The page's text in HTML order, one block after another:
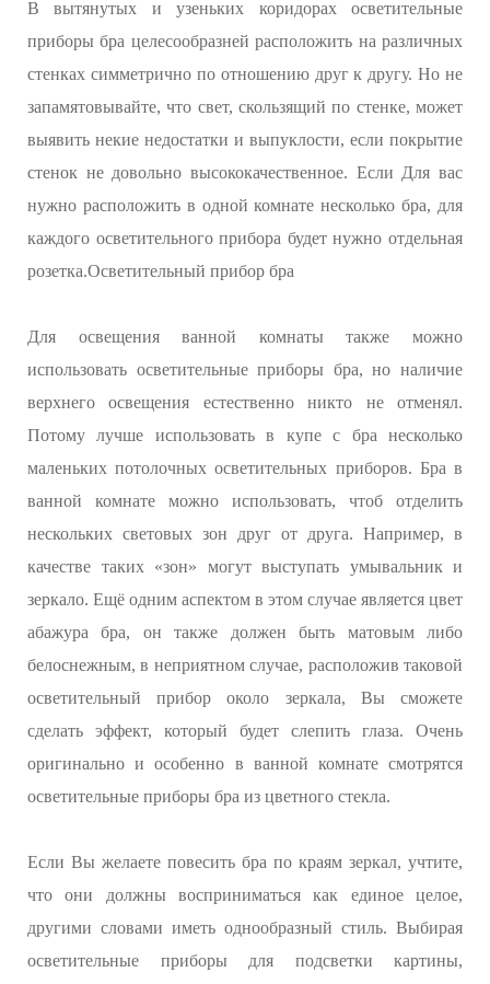
В вытянутых и узеньких коридорах осветительные
приборы бра целесообразней расположить на различных
стенках симметрично по отношению друг к другу. Но не
запамятовывайте, что свет, скользящий по стенке, может
выявить некие недостатки и выпуклости, если покрытие
стенок не довольно высококачественное. Если Для вас
нужно расположить в одной комнате несколько бра, для
каждого осветительного прибора будет нужно отдельная
розетка.Осветительный прибор бра
Для освещения ванной комнаты также можно
использовать осветительные приборы бра, но наличие
верхнего освещения естественно никто не отменял.
Потому лучше использовать в купе с бра несколько
маленьких потолочных осветительных приборов. Бра в
ванной комнате можно использовать, чтоб отделить
нескольких световых зон друг от друга. Например, в
качестве таких «зон» могут выступать умывальник и
зеркало. Ещё одним аспектом в этом случае является цвет
абажура бра, он также должен быть матовым либо
белоснежным, в неприятном случае, расположив таковой
осветительный прибор около зеркала, Вы сможете
сделать эффект, который будет слепить глаза. Очень
оригинально и особенно в ванной комнате смотрятся
осветительные приборы бра из цветного стекла.
Если Вы желаете повесить бра по краям зеркал, учтите,
что они должны восприниматься как единое целое,
другими словами иметь однообразный стиль. Выбирая
осветительные приборы для подсветки картины,